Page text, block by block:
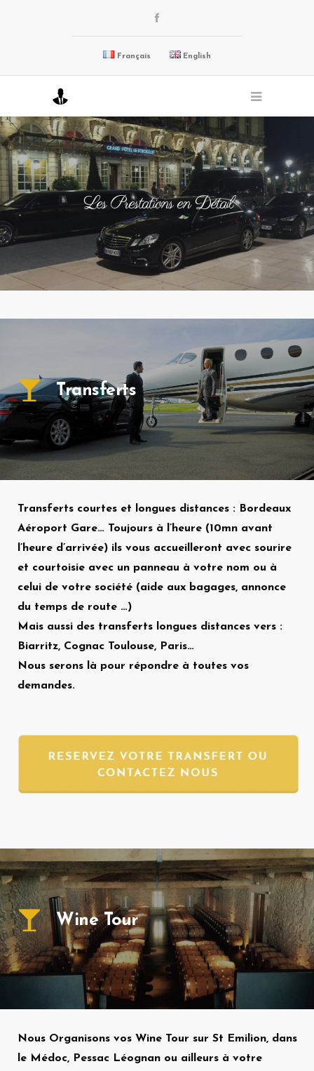
Français English
Les Prestations en Détail
Transferts
Transferts courtes et longues distances : Bordeaux
Aéroport Gare… Toujours à l’heure (10mn avant
l’heure d’arrivée) ils vous accueilleront avec sourire
et courtoisie avec un panneau à votre nom ou à
celui de votre société (aide aux bagages, annonce
du temps de route …)
Mais aussi des transferts longues distances vers :
Biarritz, Cognac Toulouse, Paris…
Nous serons là pour répondre à toutes vos
demandes.
Wine Tour
Nous Organisons vos Wine Tour sur St Emilion, dans
le Médoc, Pessac Léognan ou ailleurs à votre